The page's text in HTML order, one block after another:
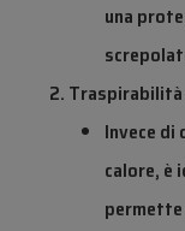
una
Traspirabilità
Invece
calore, è
permette